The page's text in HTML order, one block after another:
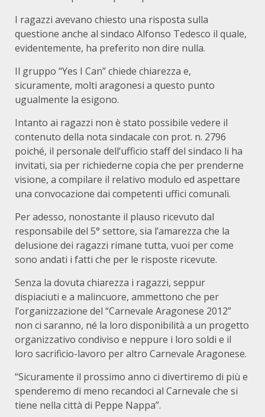
I ragazzi avevano chiesto una risposta sulla
questione anche al sindaco Alfonso Tedesco il quale,
evidentemente, ha preferito non dire nulla.
Il gruppo “Yes I Can” chiede chiarezza e,
sicuramente, molti aragonesi a questo punto
ugualmente la esigono.
Intanto ai ragazzi non è stato possibile vedere il
contenuto della nota sindacale con prot. n. 2796
poiché, il personale dell’ufficio staff del sindaco li ha
invitati, sia per richiederne copia che per prenderne
visione, a compilare il relativo modulo ed aspettare
una convocazione dai competenti uffici comunali.
Per adesso, nonostante il plauso ricevuto dal
responsabile del 5° settore, sia l’amarezza che la
delusione dei ragazzi rimane tutta, vuoi per come
sono andati i fatti che per le risposte ricevute.
Senza la dovuta chiarezza i ragazzi, seppur
dispiaciuti e a malincuore, ammettono che per
l’organizzazione del “Carnevale Aragonese 2012”
non ci saranno, né la loro disponibilità a un progetto
organizzativo condiviso e neppure i loro soldi e il
loro sacrificio-lavoro per altro Carnevale Aragonese.
“Sicuramente il prossimo anno ci divertiremo di più e
spenderemo di meno recandoci al Carnevale che si
tiene nella città di Peppe Nappa”.